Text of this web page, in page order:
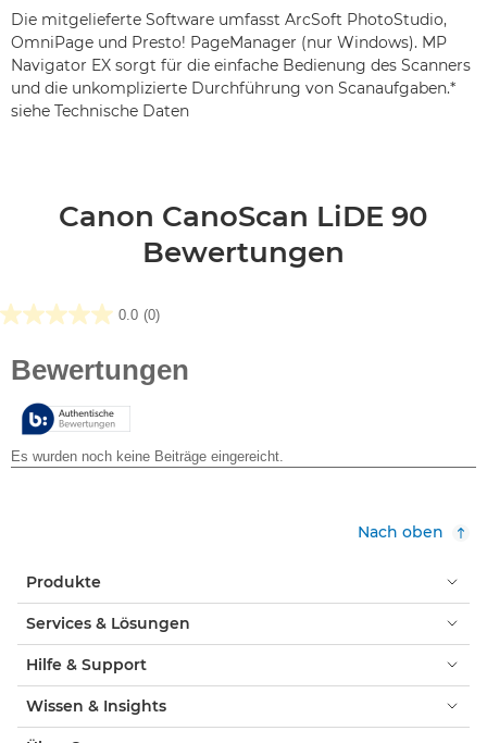
Die mitgelieferte Software umfasst ArcSoft PhotoStudio,
OmniPage und Presto! PageManager (nur Windows). MP
Navigator EX sorgt für die einfache Bedienung des Scanners
und die unkomplizierte Durchführung von Scanaufgaben.*
siehe Technische Daten
Canon CanoScan LiDE 90
Bewertungen
0.0 (0)
0.0
Nach oben
Produkte
Services & Lösungen
Hilfe & Support
Wissen & Insights